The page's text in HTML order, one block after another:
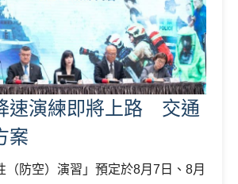
速演練即將上路 交通
案
（防空）演習」預定於8月7日、8月